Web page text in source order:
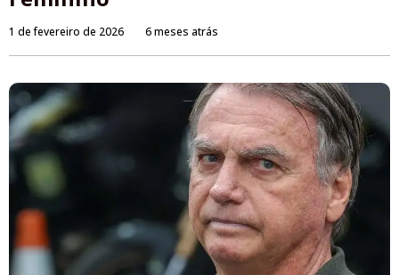
1 de fevereiro de 2026 6 meses atrás